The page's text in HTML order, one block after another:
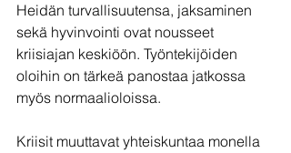
Heidän turvallisuutensa, jaksaminen
sekä hyvinvointi ovat nousseet
kriisiajan keskiöön. Työntekijöiden
oloihin on tärkeä panostaa jatkossa
myös normaalioloissa.
Kriisit muuttavat yhteiskuntaa monella